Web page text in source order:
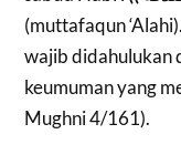
(muttafaqun
wajib didahulukan
keumuman yang
Mughni 4/161).